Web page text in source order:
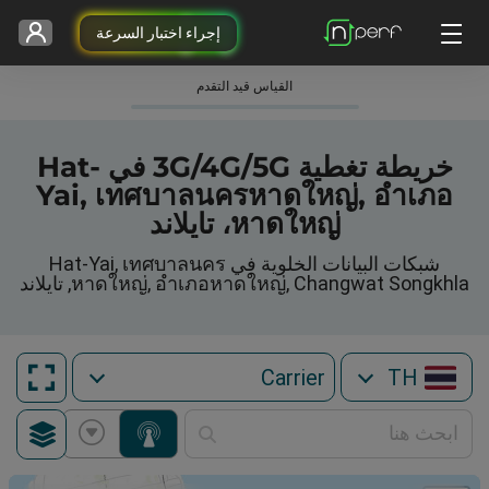
إجراء اختبار السرعة
القياس قيد التقدم
خريطة تغطية 3G/4G/5G في Hat-
Yai, เทศบาลนครหาดใหญ่, อำเภอ
หาดใหญ่، تايلاند
شبكات البيانات الخلوية في Hat-Yai, เทศบาลนคร
หาดใหญ่, อำเภอหาดใหญ่, Changwat Songkhla, تايلاند
TH